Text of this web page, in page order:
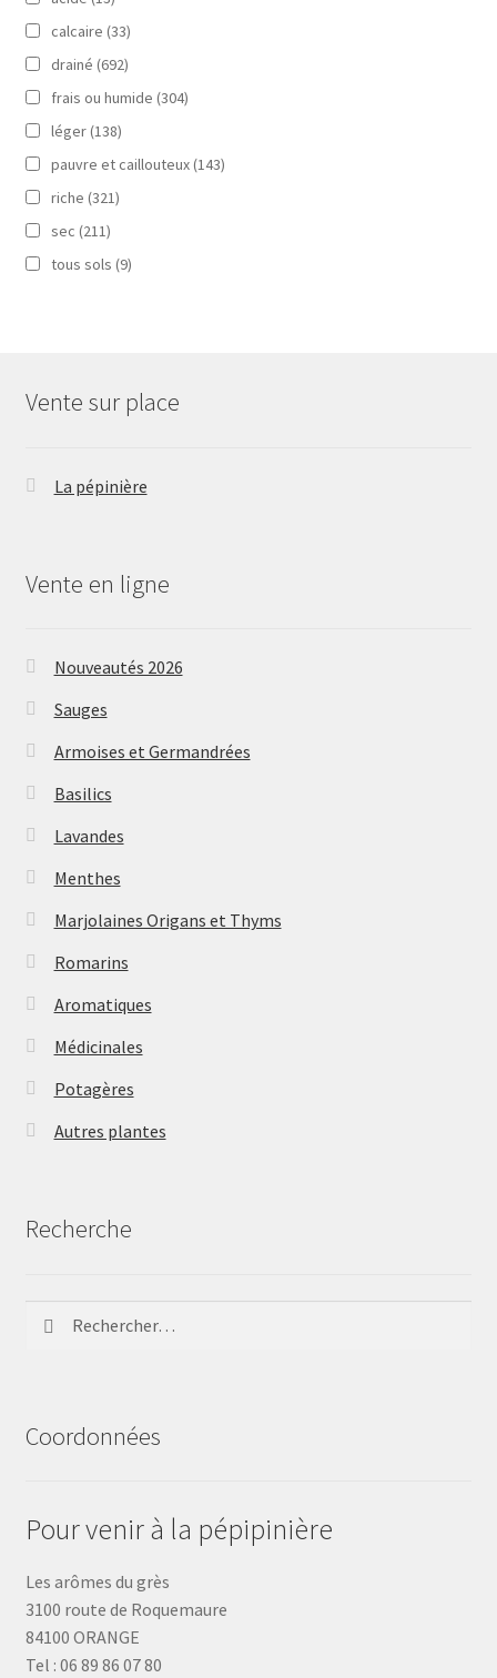
calcaire (33)
drainé (692)
frais ou humide (304)
léger (138)
pauvre et caillouteux (143)
riche (321)
sec (211)
tous sols (9)
Vente sur place
La pépinière
Vente en ligne
Nouveautés 2026
Sauges
Armoises et Germandrées
Basilics
Lavandes
Menthes
Marjolaines Origans et Thyms
Romarins
Aromatiques
Médicinales
Potagères
Autres plantes
Recherche
Coordonnées
Pour venir à la pépipinière
Les arômes du grès
3100 route de Roquemaure
84100 ORANGE
Tel : 06 89 86 07 80